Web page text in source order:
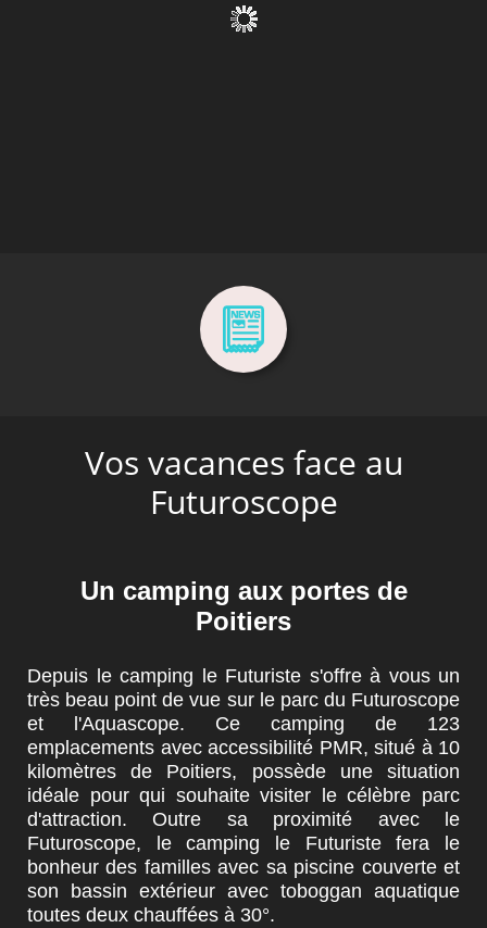
Vos vacances face au
Futuroscope
Un camping aux portes de
Poitiers
Depuis le camping le Futuriste s'offre à vous un
très beau point de vue sur le parc du Futuroscope
et l'Aquascope. Ce camping de 123
emplacements avec accessibilité PMR, situé à 10
kilomètres de Poitiers, possède une situation
idéale pour qui souhaite visiter le célèbre parc
d'attraction. Outre sa proximité avec
le
Futuroscope, le camping le Futuriste fera le
bonheur des familles avec sa piscine couverte et
son bassin extérieur avec toboggan aquatique
toutes deux chauffées à 30°.